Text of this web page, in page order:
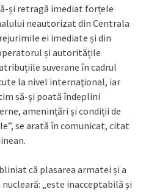
și retragă imediat forțele
neautorizat din Centrala
ei imediate și din
și autoritățile
suverane în cadrul
la nivel internaţional, iar
să-şi poată îndeplini
amenințări și condiții de
se arată în comunicat, citat
că plasarea armatei și a
„este inacceptabilă și